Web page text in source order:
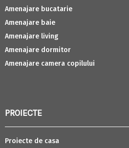
Amenajare bucatarie
Amenajare baie
Amenajare living
Amenajare dormitor
Amenajare camera copilului
PROIECTE
Proiecte de casa